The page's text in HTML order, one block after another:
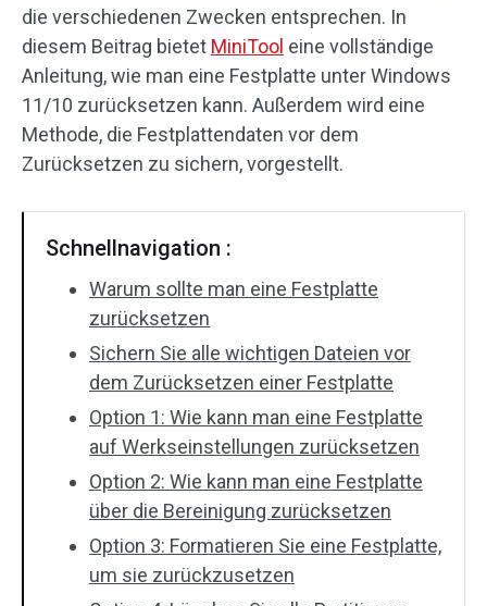
die verschiedenen Zwecken entsprechen. In
diesem Beitrag bietet MiniTool eine vollständige
Anleitung, wie man eine Festplatte unter Windows
11/10 zurücksetzen kann. Außerdem wird eine
Methode, die Festplattendaten vor dem
Zurücksetzen zu sichern, vorgestellt.
Schnellnavigation :
Warum sollte man eine Festplatte
zurücksetzen
Sichern Sie alle wichtigen Dateien vor
dem Zurücksetzen einer Festplatte
Option 1: Wie kann man eine Festplatte
auf Werkseinstellungen zurücksetzen
Option 2: Wie kann man eine Festplatte
über die Bereinigung zurücksetzen
Option 3: Formatieren Sie eine Festplatte,
um sie zurückzusetzen